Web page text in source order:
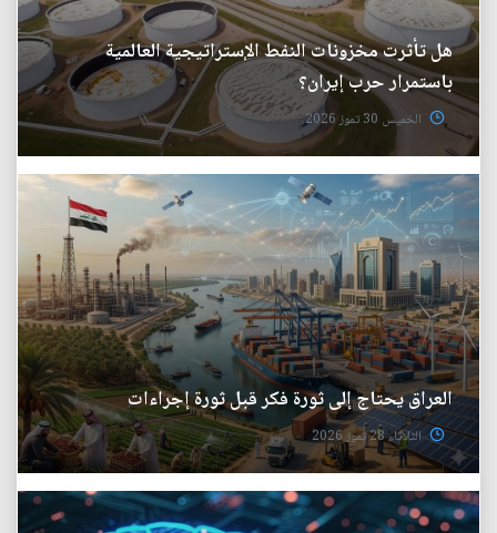
هل تأثرت مخزونات النفط الإستراتيجية العالمية
باستمرار حرب إيران؟
الخميس 30 تموز 2026
العراق يحتاج إلى ثورة فكر قبل ثورة إجراءات
الثلاثاء 28 تموز 2026